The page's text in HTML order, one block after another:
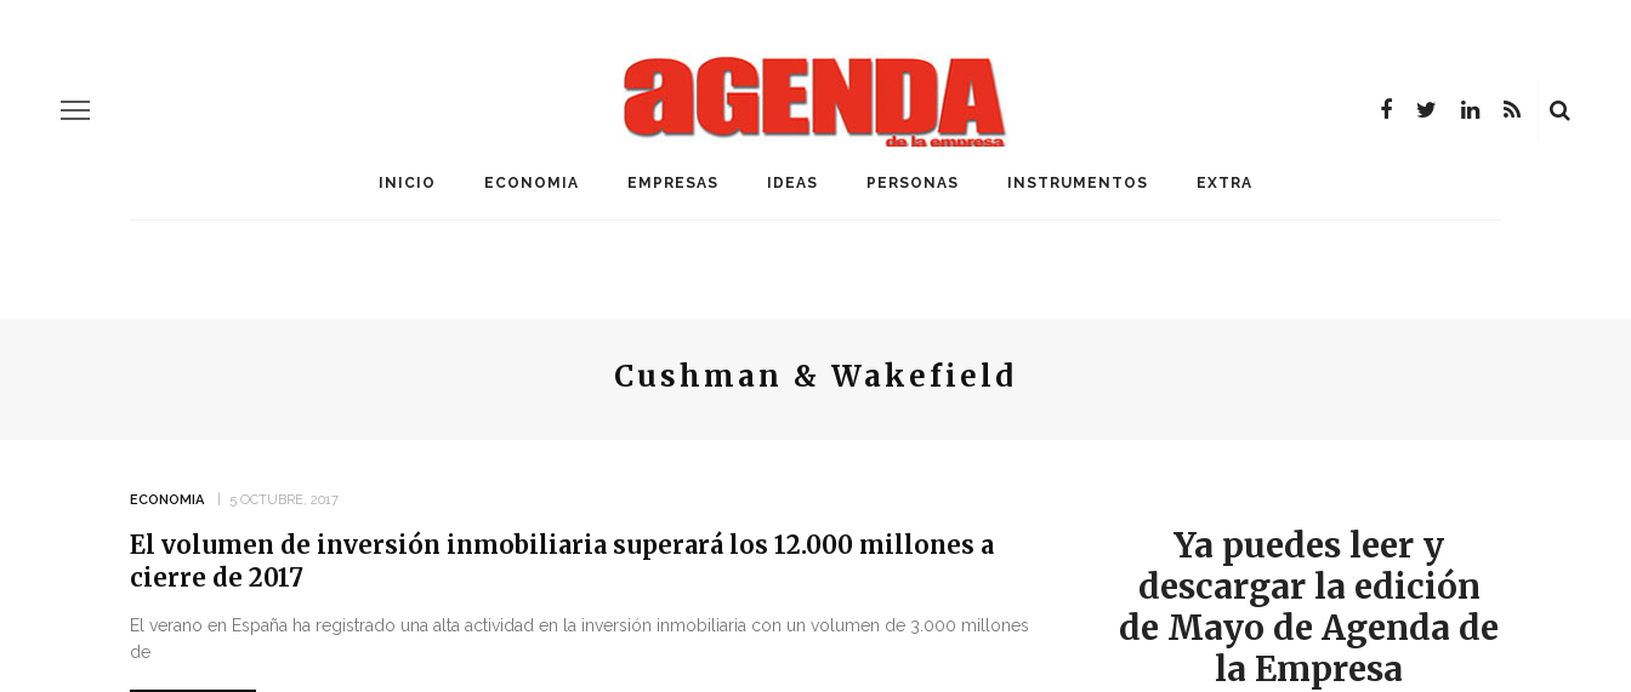
INICIO ECONOMIA EMPRESAS IDEAS PERSONAS INSTRUMENTOS EXTRA
Cushman & Wakefield
ECONOMIA 5 OCTUBRE, 2017
El volumen de inversión inmobiliaria superará los 12.000 millones a
cierre de 2017
El verano en España ha registrado una alta actividad en la inversión inmobiliaria con un volumen de 3.000 millones
de
Ya puedes leer y
descargar la edición
de Mayo de Agenda de
la Empresa